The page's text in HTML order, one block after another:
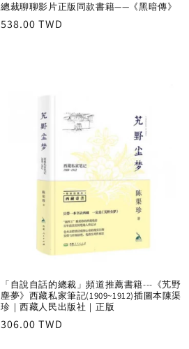
總裁聊聊影片正版同款書籍——《黑暗傳》
Regular
538.00 TWD
「自說自話的總裁」頻道推薦書籍---《艽野
塵夢》西藏私家筆記(1909~1912)插圖本陳渠
珍｜西藏人民出版社｜正版
Regular
306.00 TWD